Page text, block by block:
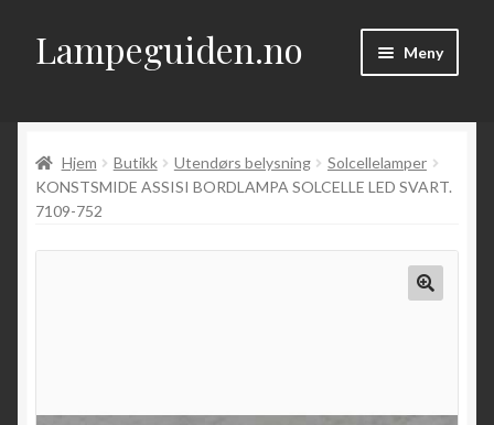
Hopp
til
Hopp
til
Lampeguiden.no Meny
Om
Artikler
Hjem Butikk Utendørs belysning
Solcellelamper
KONSTSMIDE ASSISI BORDLAMPA SOLCELLE LED SVART.
7109-752